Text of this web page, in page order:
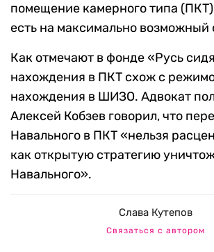
помещение камерного типа (ПКТ)
есть на максимально возможный
Как отмечают в фонде «Русь
нахождения в ПКТ схож с
нахождения в ШИЗО. Адвокат
Алексей Кобзев говорил, что
Навального в ПКТ «нельзя
как открытую стратегию
Навального».
Слава Кутепов
Связаться с автором